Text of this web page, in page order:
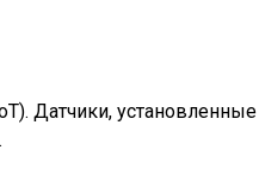
Датчики,